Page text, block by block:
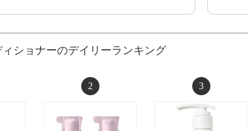
ショナーのデイリーランキング
2 3